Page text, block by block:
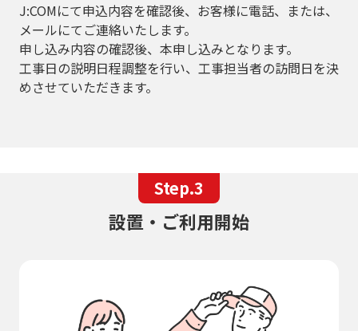
J:COMにて申込内容を確認後、お客様に電話、または、
メールにてご連絡いたします。
申し込み内容の確認後、本申し込みとなります。
工事日の説明日程調整を行い、工事担当者の訪問日を決
めさせていただきます。
Step.3
設置・ご利用開始